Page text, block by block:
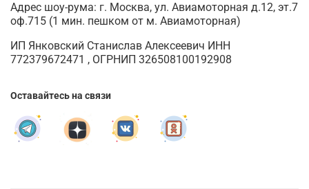
Адрес шоу-рума: г. Москва, ул. Авиамоторная д.12, эт.7
оф.715 (1 мин. пешком от м. Авиамоторная)
ИП Янковский Станислав Алексеевич ИНН
772379672471 , ОГРНИП 326508100192908
Оставайтесь на связи